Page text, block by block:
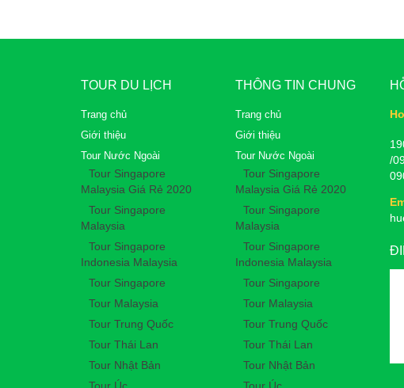
TOUR DU LỊCH
Trang chủ
Giới thiệu
Tour Nước Ngoài
Tour Singapore
Malaysia Giá Rẻ 2020
Tour Singapore
Malaysia
Tour Singapore
Indonesia Malaysia
Tour Singapore
Tour Malaysia
Tour Trung Quốc
Tour Thái Lan
Tour Nhật Bản
THÔNG TIN CHUNG
Trang chủ
Giới thiệu
Tour Nước Ngoài
Tour Singapore
Malaysia Giá Rẻ 2020
Tour Singapore
Malaysia
Tour Singapore
Indonesia Malaysia
Tour Singapore
Tour Malaysia
Tour Trung Quốc
Tour Thái Lan
Tour Nhật Bản
/